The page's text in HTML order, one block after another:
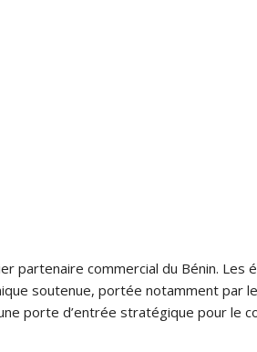
partenaire commercial du Bénin. Les
soutenue, portée notamment par
porte d’entrée stratégique pour le